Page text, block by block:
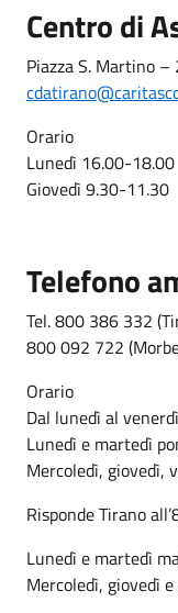
Centro di
Piazza S. Martino
Orario
Lunedì 16.00-18.00
Giovedì 9.30-11.30
Telefono
Tel. 800 386 332
800 092 722
Orario
Dal lunedì al
Lunedì e martedì
Mercoledì, giovedì,
Risponde Tirano
Lunedì e martedì
Mercoledì, giovedì